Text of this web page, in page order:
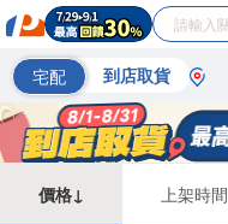
宅配 到店取貨
價格↓ 上架時間